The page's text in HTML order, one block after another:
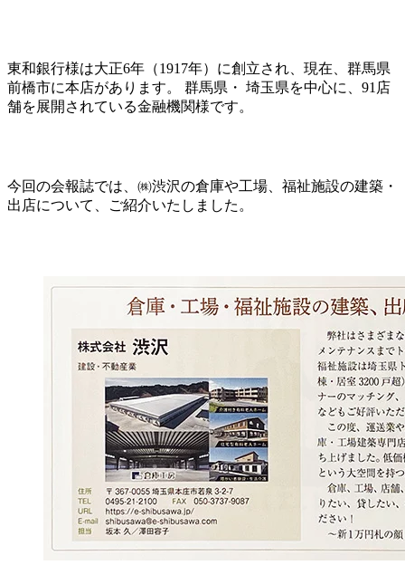
東和銀行様は大正6年（1917年）に創立され、現在、群馬県
前橋市に本店があります。 群馬県・ 埼玉県を中心に、91店
舗を展開されている金融機関様です。
今回の会報誌では、㈱渋沢の倉庫や工場、福祉施設の建築・
出店について、ご紹介いたしました。